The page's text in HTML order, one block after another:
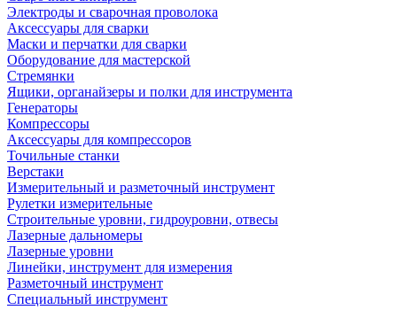
Электроды и сварочная проволока
Аксессуары для сварки
Маски и перчатки для сварки
Оборудование для мастерской
Стремянки
Ящики, органайзеры и полки для инструмента
Генераторы
Компрессоры
Аксессуары для компрессоров
Точильные станки
Верстаки
Измерительный и разметочный инструмент
Рулетки измерительные
Строительные уровни, гидроуровни, отвесы
Лазерные дальномеры
Лазерные уровни
Линейки, инструмент для измерения
Разметочный инструмент
Специальный инструмент